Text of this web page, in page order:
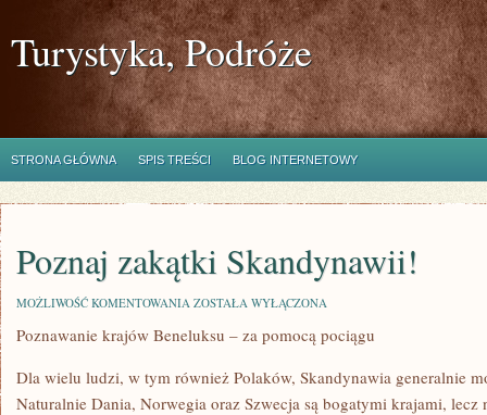
Turystyka, Podróże
STRONA GŁÓWNA SPIS TREŚCI BLOG INTERNETOWY
Poznaj zakątki Skandynawii!
MOŻLIWOŚĆ KOMENTOWANIA POZNAJ
SKANDYNAWII!
ZOSTAŁA WYŁĄCZONA
Poznawanie krajów Beneluksu – za pomocą pociągu
Dla wielu ludzi, w tym również Polaków, Skandynawia generalnie
Naturalnie Dania, Norwegia oraz Szwecja są bogatymi krajami, lecz